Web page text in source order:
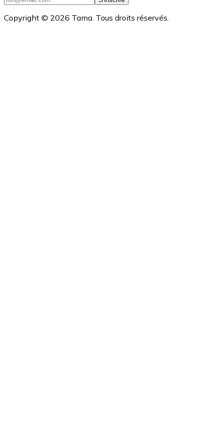
Copyright © 2026 Tama. Tous droits réservés.